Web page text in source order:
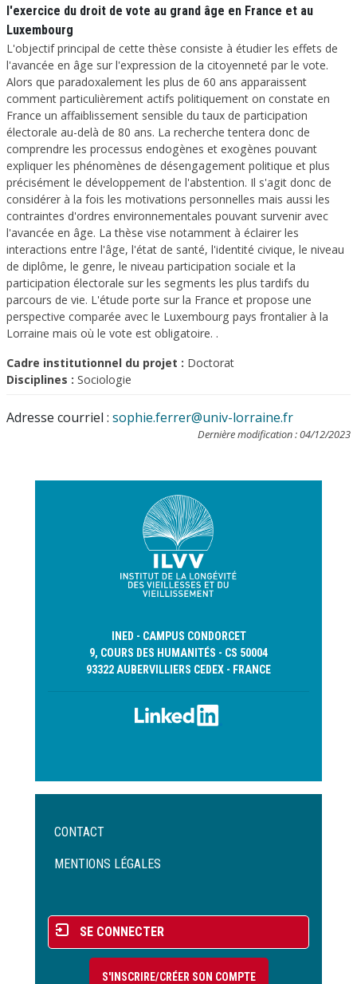
l'exercice du droit de vote au grand âge en France et au
Luxembourg
L'objectif principal de cette thèse consiste à étudier les effets de
l'avancée en âge sur l'expression de la citoyenneté par le vote.
Alors que paradoxalement les plus de 60 ans apparaissent
comment particulièrement actifs politiquement on constate en
France un affaiblissement sensible du taux de participation
électorale au-delà de 80 ans. La recherche tentera donc de
comprendre les processus endogènes et exogènes pouvant
expliquer les phénomènes de désengagement politique et plus
précisément le développement de l'abstention. Il s'agit donc de
considérer à la fois les motivations personnelles mais aussi les
contraintes d'ordres environnementales pouvant survenir avec
l'avancée en âge. La thèse vise notamment à éclairer les
interactions entre l'âge, l'état de santé, l'identité civique, le niveau
de diplôme, le genre, le niveau participation sociale et la
participation électorale sur les segments les plus tardifs du
parcours de vie. L'étude porte sur la France et propose une
perspective comparée avec le Luxembourg pays frontalier à la
Lorraine mais où le vote est obligatoire. .
Cadre institutionnel du projet : Doctorat
Disciplines : Sociologie
Adresse courriel : sophie.ferrer@univ-lorraine.fr
Dernière modification : 04/12/2023
INED - CAMPUS CONDORCET
9, COURS DES HUMANITÉS - CS 50004
93322 AUBERVILLIERS CEDEX - FRANCE
Menu
de
CONTACT
MENTIONS LÉGALES
Menu
du
compte
SE CONNECTER
S'INSCRIRE/CRÉER SON COMPTE